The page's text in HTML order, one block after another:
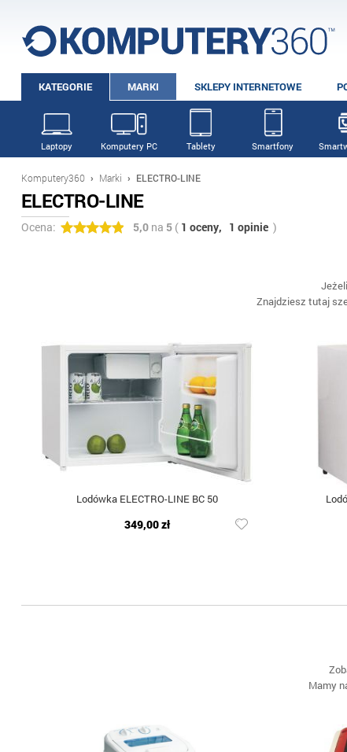
KATEGORIE MARKI SKLEPY INTERNETOWE
Laptopy Komputery PC Tablety Smartfony
Komputery360 › Marki › ELECTRO-LINE
ELECTRO-LINE
Ocena: 5,0na 5( 1 oceny, 1 opinie )
Znajdziesz tutaj
Lodówka ELECTRO-LINE BC 50
349,00 zł
Mamy